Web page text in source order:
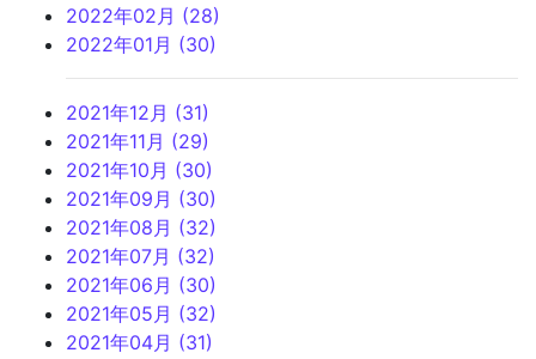
2022年02月 (28)
2022年01月 (30)
2021年12月 (31)
2021年11月 (29)
2021年10月 (30)
2021年09月 (30)
2021年08月 (32)
2021年07月 (32)
2021年06月 (30)
2021年05月 (32)
2021年04月 (31)